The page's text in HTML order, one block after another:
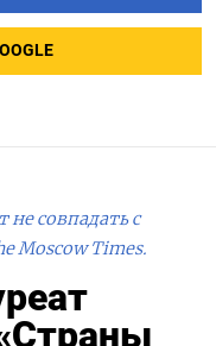
совпадать с
Moscow Times.